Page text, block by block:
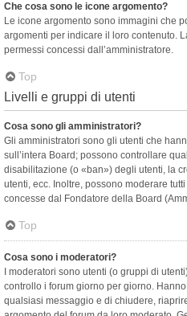
Che cosa sono le icone argomento?
Le icone argomento sono immagini che
argomenti per indicare il loro contenuto.
permessi concessi dall’amministratore.
Top
Livelli e gruppi di utenti
Cosa sono gli amministratori?
Gli amministratori sono gli utenti che
sull’intera Board; possono controllare
disabilitazione (o «ban») degli utenti, la
utenti, ecc. Inoltre, possono moderare
concesse dal Fondatore della Board
Top
Cosa sono i moderatori?
I moderatori sono utenti (o gruppi di
controllo i forum giorno per giorno.
qualsiasi messaggio e di chiudere,